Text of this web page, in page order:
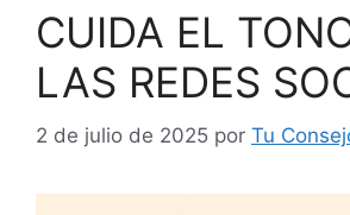
CUIDA EL
LAS REDES
2 de julio de 2025 por Tu